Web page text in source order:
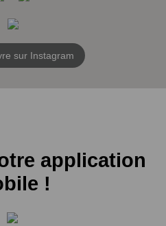
sur Instagram
application
!